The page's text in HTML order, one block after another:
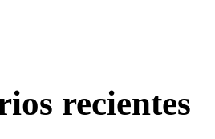
recientes